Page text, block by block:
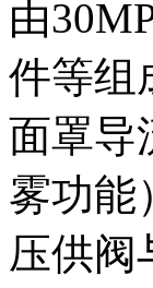
由
件等组
面罩导
雾功能
压供阀